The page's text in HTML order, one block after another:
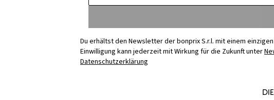
Du erhältst den Newsletter der bonprix S.r.l. mit einem
Einwilligung kann jederzeit mit Wirkung für die Zukunft unter
Datenschutzerklärung